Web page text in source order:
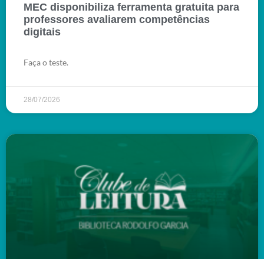
MEC disponibiliza ferramenta gratuita para
professores avaliarem competências
digitais
Faça o teste.
28/07/2026